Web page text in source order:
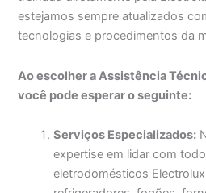
estejamos sempre atualizados
tecnologias e procedimentos da
Ao escolher a Assistência
você pode esperar o seguinte:
Serviços Especializados:
expertise em lidar com
eletrodomésticos